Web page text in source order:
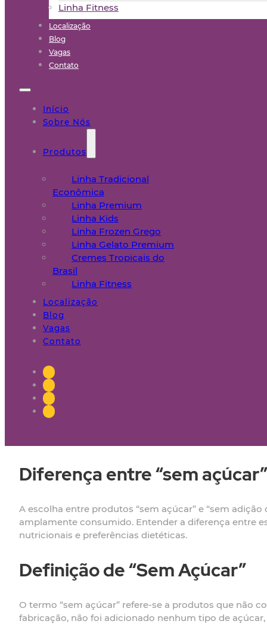
Linha Fitness
Localização
Blog
Vagas
Contato
Início
Sobre Nós
Produtos
Linha Tradicional
Econômica
Linha Premium
Linha Kids
Linha Frozen Grego
Linha Gelato Premium
Cremes Tropicais do
Brasil
Linha Fitness
Localização
Blog
Vagas
Contato
Diferença entre “sem
A escolha entre produtos “sem açúcar” e “sem
amplamente consumido. Entender a diferença entre
nutricionais e preferências dietéticas.
Definição de “Sem Açúcar”
O termo “sem açúcar” refere-se a produtos que não
fabricação, não foi adicionado nenhum tipo de